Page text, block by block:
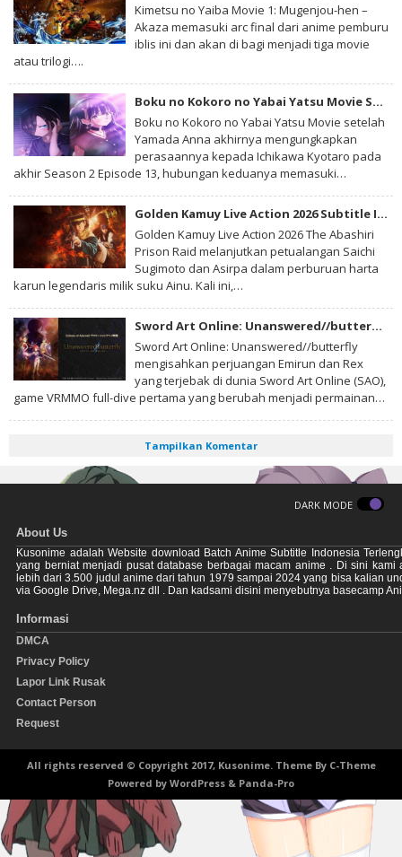
Kimetsu no Yaiba Movie 1: Mugenjou-hen –
Akaza memasuki arc final dari anime pemburu
iblis ini dan akan di bagi menjadi tiga movie
atau trilogi….
Boku no Kokoro no Yabai Yatsu Movie Subtitle Indonesia
Boku no Kokoro no Yabai Yatsu Movie setelah
Yamada Anna akhirnya mengungkapkan
perasaannya kepada Ichikawa Kyotaro pada
akhir Season 2 Episode 13, hubungan keduanya memasuki…
Golden Kamuy Live Action 2026 Subtitle Indonesia
Golden Kamuy Live Action 2026 The Abashiri
Prison Raid melanjutkan petualangan Saichi
Sugimoto dan Asirpa dalam perburuan harta
karun legendaris milik suku Ainu. Kali ini,…
Sword Art Online: Unanswered//butterfly Subtitle Indonesia
Sword Art Online: Unanswered//butterfly
mengisahkan perjuangan Emirun dan Rex
yang terjebak di dunia Sword Art Online (SAO),
game VRMMO full-dive pertama yang berubah menjadi permainan…
Tampilkan Komentar
DARK MODE
About Us
Kusonime adalah Website download Batch Anime Subtitle Indonesia
yang berniat menjadi pusat database berbagai macam anime . Di sini kami
lebih dari 3.500 judul anime dari tahun 1979 sampai 2024 yang bisa kalian
via Google Drive, Mega.nz dll . Dan kadsami disini menyebutnya basecamp
Informasi
DMCA
Privacy Policy
Lapor Link Rusak
Contact Person
Request
All rights reserved © Copyright 2017, Kusonime. Theme By C-Theme
Powered by WordPress & Panda-Pro